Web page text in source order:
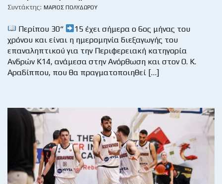
Συντάκτης: ΜΆΡΙΟΣ ΠΟΛΥΔΏΡΟΥ
Περίπου 30“
15 έχει σήμερα ο 6ος μήνας του
χρόνου και είναι η ημερομηνία διεξαγωγής του
επαναληπτικού για την Περιφερειακή κατηγορία
Ανδρών Κ14, ανάμεσα στην Ανόρθωση και στον Ο. Κ.
Αραδίππου, που θα πραγματοποιηθεί […]